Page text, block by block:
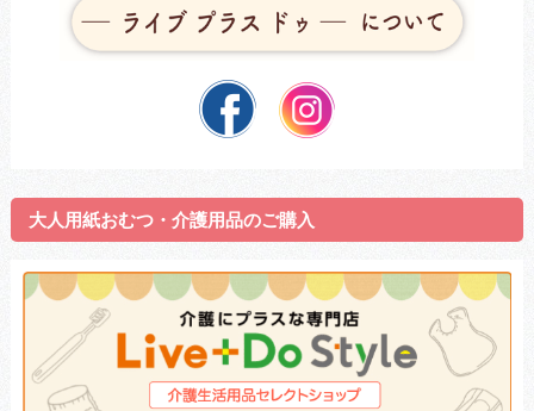
大人用紙おむつ・介護用品のご購入